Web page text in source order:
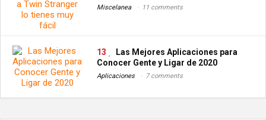
Miscelanea 11 comments
13
Las Mejores Aplicaciones para
Conocer Gente y Ligar de 2020
Aplicaciones 7 comments